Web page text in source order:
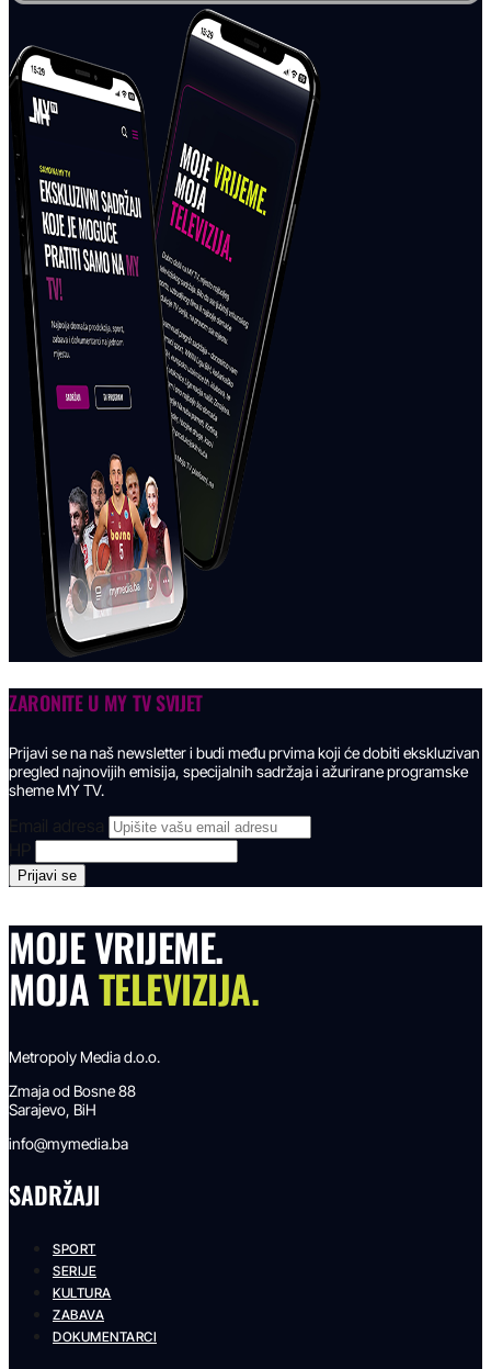
ZARONITE U MY TV SVIJET
Prijavi se na naš newsletter i budi među prvima koji će dobiti ekskluzivan
pregled najnovijih emisija, specijalnih sadržaja i ažurirane programske
sheme MY TV.
Email adresa
MOJE VRIJEME.
MOJATELEVIZIJA.
Metropoly Media d.o.o.
Zmaja od Bosne 88
Sarajevo, BiH
info@mymedia.ba
SADRŽAJI
SPORT
SERIJE
KULTURA
ZABAVA
DOKUMENTARCI